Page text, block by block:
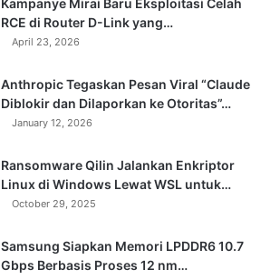
Kampanye Mirai Baru Eksploitasi Celah
RCE di Router D-Link yang…
April 23, 2026
Anthropic Tegaskan Pesan Viral “Claude
Diblokir dan Dilaporkan ke Otoritas”…
January 12, 2026
Ransomware Qilin Jalankan Enkriptor
Linux di Windows Lewat WSL untuk…
October 29, 2025
Samsung Siapkan Memori LPDDR6 10.7
Gbps Berbasis Proses 12 nm…